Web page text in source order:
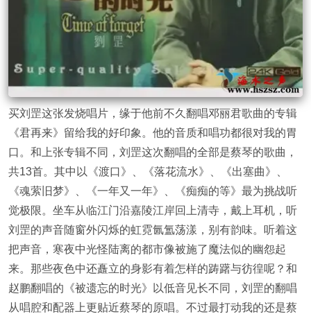
买刘罡这张发烧唱片，缘于他前不久翻唱邓丽君歌曲的专辑
《君再来》留给我的好印象。他的音质和唱功都很对我的胃
口。和上张专辑不同，刘罡这次翻唱的全部是蔡琴的歌曲，
共13首。其中以《渡口》、《落花流水》、《出塞曲》、
《魂萦旧梦》、《一年又一年》、《痴痴的等》最为挑战听
觉极限。坐车从临江门沿嘉陵江岸回上清寺，戴上耳机，听
刘罡的声音随窗外闪烁的虹霓氤氲荡漾，别有韵味。听着这
把声音，寒夜中光怪陆离的都市像被施了魔法似的幽怨起
来。那些夜色中还矗立的身影有着怎样的踌躇与彷徨呢？和
赵鹏翻唱的《被遗忘的时光》以低音见长不同，刘罡的翻唱
从唱腔和配器上更贴近蔡琴的原唱。不过最打动我的还是蔡